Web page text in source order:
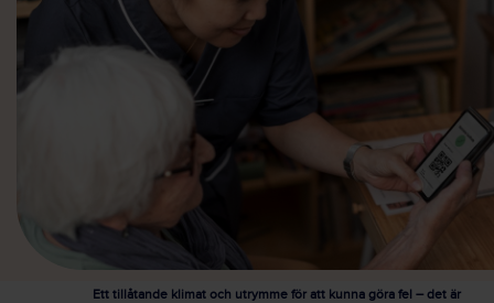
Ett tillåtande klimat och utrymme för att kunna göra fel – det är